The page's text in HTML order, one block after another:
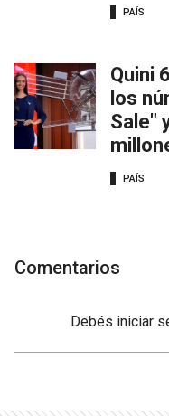
PAÍS
Quini
los
Sale"
PAÍS
Comentarios
Debés iniciar